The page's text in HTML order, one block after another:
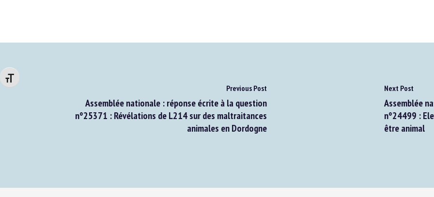
Changer la taille de la police
Previous Post
Assemblée nationale : réponse écrite à la question
n°25371 : Révélations de L214 sur des maltraitances
animales en Dordogne
Next Post
Assemblée
n°24499 :
être animal